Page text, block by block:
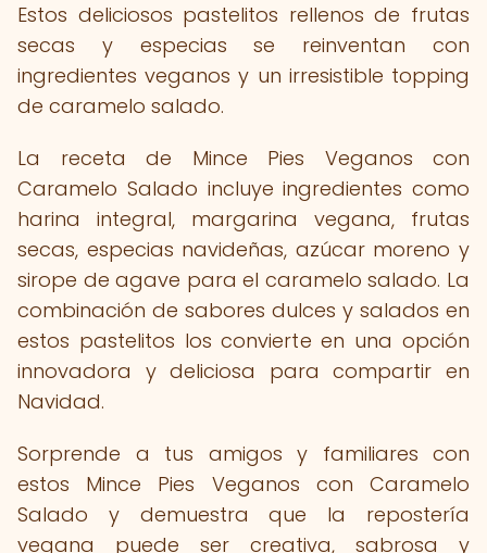
Estos deliciosos pastelitos rellenos de frutas
secas y especias se reinventan con
ingredientes veganos y un irresistible topping
de caramelo salado.
La receta de Mince Pies Veganos con
Caramelo Salado incluye ingredientes como
harina integral, margarina vegana, frutas
secas, especias navideñas, azúcar moreno y
sirope de agave para el caramelo salado. La
combinación de sabores dulces y salados en
estos pastelitos los convierte en una opción
innovadora y deliciosa para compartir en
Navidad.
Sorprende a tus amigos y familiares con
estos Mince Pies Veganos con Caramelo
Salado y demuestra que la repostería
vegana puede ser creativa, sabrosa y